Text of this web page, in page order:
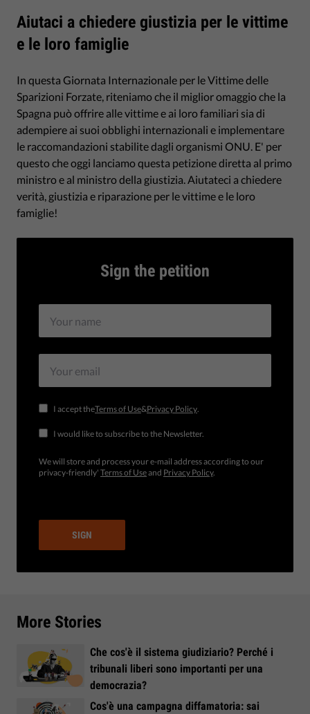
Aiutaci a chiedere giustizia per le vittime
e le loro famiglie
In questa Giornata Internazionale per le Vittime delle
Sparizioni Forzate, riteniamo che il miglior omaggio che la
Spagna può offrire alle vittime e ai loro familiari sia di
adempiere ai suoi obblighi internazionali e implementare
le raccomandazioni stabilite dagli organismi ONU. E' per
questo che oggi lanciamo questa petizione diretta al primo
ministro e al ministro della giustizia. Aiutateci a chiedere
verità, giustizia e riparazione per le vittime e le loro
famiglie!
Sign the petition
I accept theTerms of Use&Privacy Policy.
I would like to subscribe to the Newsletter.
We will store and process your e-mail address according to our
privacy-friendly' Terms of Useand Privacy Policy.
SIGN
More Stories
Che cos'è il sistema giudiziario? Perché i
tribunali liberi sono importanti per una
democrazia?
Cos'è una campagna diffamatoria: sai